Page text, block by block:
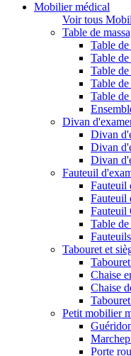
Mobilier médical
Voir tous
Table de
Table
Table
Table
Table
Table
Divan
Divan
Divan
Divan
Fauteuil
Fauteuil
Fauteuil
Fauteuil
Table
Tabouret et
Chaise
Chaise
Petit mobilier
Porte